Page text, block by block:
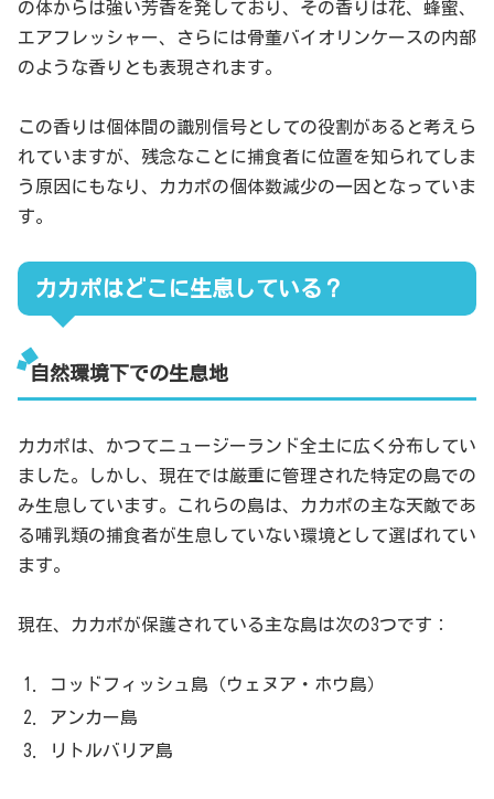
の体からは強い芳香を発しており、その香りは花、蜂蜜、
エアフレッシャー、さらには骨董バイオリンケースの内部
のような香りとも表現されます。
この香りは個体間の識別信号としての役割があると考えら
れていますが、残念なことに捕食者に位置を知られてしま
う原因にもなり、カカポの個体数減少の一因となっていま
す。
カカポはどこに生息している？
自然環境下での生息地
カカポは、かつてニュージーランド全土に広く分布してい
ました。しかし、現在では厳重に管理された特定の島での
み生息しています。これらの島は、カカポの主な天敵であ
る哺乳類の捕食者が生息していない環境として選ばれてい
ます。
現在、カカポが保護されている主な島は次の3つです：
コッドフィッシュ島（ウェヌア・ホウ島）
アンカー島
リトルバリア島